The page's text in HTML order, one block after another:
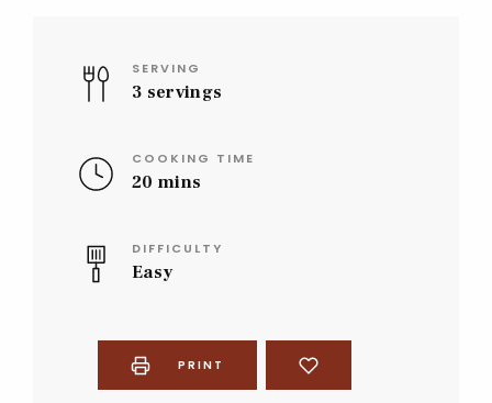
SERVING
3 servings
COOKING TIME
20 mins
DIFFICULTY
Easy
PRINT